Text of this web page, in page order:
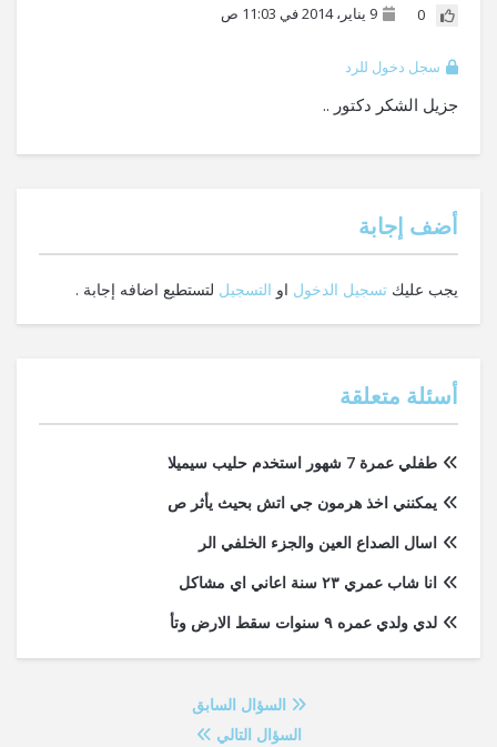
0 9 يناير، 2014 في 11:03 ص
سجل دخول للرد
جزيل الشكر دكتور ..
‫أضف إجابة
يجب عليك تسجيل الدخول او التسجيل لتستطيع اضافه إجابة .
أسئلة متعلقة
طفلي عمرة 7 شهور استخدم حليب سيميلا
يمكنني اخذ هرمون جي اتش بحيث يأثر ص
اسال الصداع العين والجزء الخلفي الر
انا شاب عمري ٢٣ سنة اعاني اي مشاكل
لدي ولدي عمره ٩ سنوات سقط الارض وتأ
السؤال السابق
السؤال التالي